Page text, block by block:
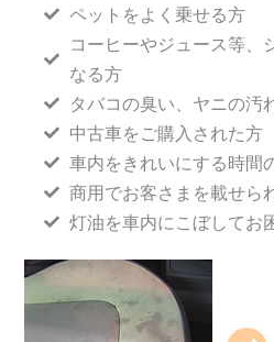
ペットをよく乗せる方
コーヒーやジュース等、
なる方
タバコの臭い、ヤニの汚
中古車をご購入された方
車内をきれいにする時間
商用でお客さまを載せら
灯油を車内にこぼしてお